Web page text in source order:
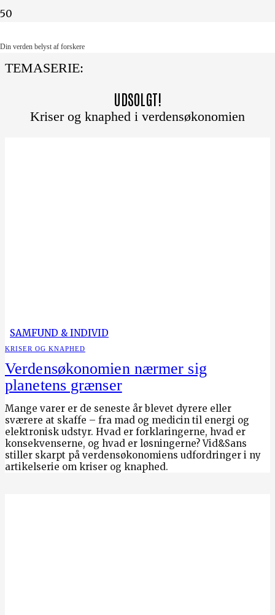
Din verden belyst af forskere
TEMASERIE:
UDSOLGT!
Kriser og knaphed i verdensøkonomien
SAMFUND & INDIVID
KRISER OG KNAPHED
Verdensøkonomien nærmer sig
planetens grænser
Mange varer er de seneste år blevet dyrere eller
sværere at skaffe – fra mad og medicin til energi og
elektronisk udstyr. Hvad er forklaringerne, hvad er
konsekvenserne, og hvad er løsningerne? Vid&Sans
stiller skarpt på verdensøkonomiens udfordringer i ny
artikelserie om kriser og knaphed.